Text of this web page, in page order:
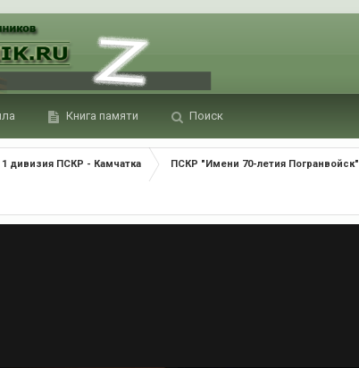
Книга памяти Поиск
1 дивизия ПСКР - Камчатка ПСКР "Имени 70-летия Погранвойск"